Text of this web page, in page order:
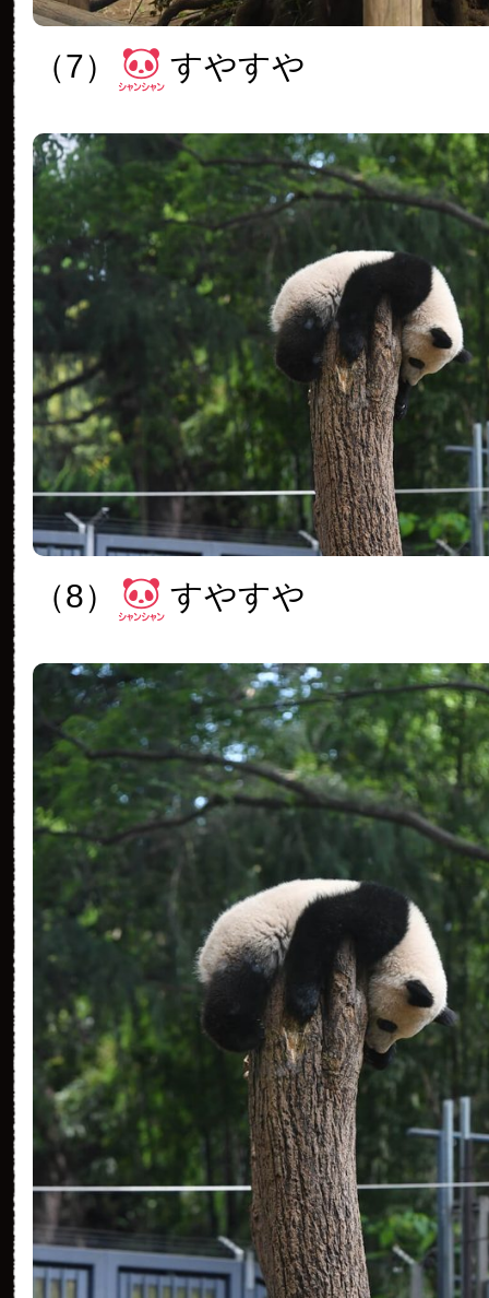
（7） すやすや
（8） すやすや